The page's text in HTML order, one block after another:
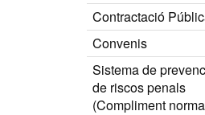
Contractació
Convenis
Sistema de
de riscos penals
(Compliment